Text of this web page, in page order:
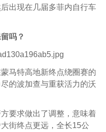
出现在几届多菲内自行车
吗？
马特高地新终点绕圈赛的
的波加查与重获活力的沃
要求做出了调整，意味着
街终点更远，全长15公